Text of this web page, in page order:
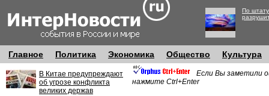
По
Главное Политика Экономика Общество Культура
В Китае предупреждают
об угрозе конфликта
великих держав
Если Вы заметили
нажмите Ctrl+Enter